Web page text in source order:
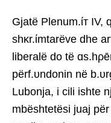
Gjatë Plenum.ίт IV,
shκr.ίmtarëve dhe
liberalë do të
përf.υndonin në
Lubonja, i cili ishte
mbështetësi juaj për